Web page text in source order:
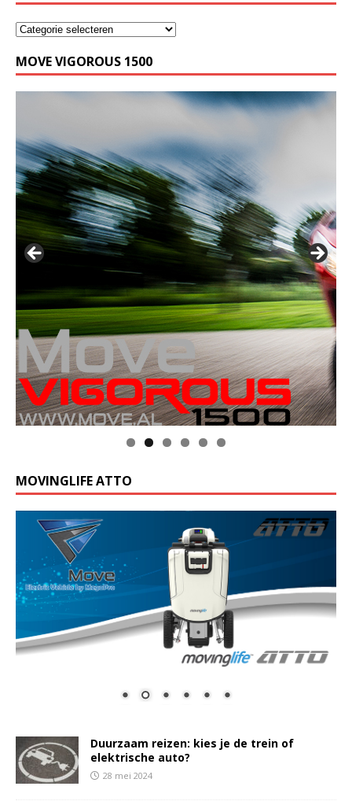
MOVE VIGOROUS 1500
MOVINGLIFE ATTO
Duurzaam reizen: kies je de trein of
elektrische auto?
28 mei 2024